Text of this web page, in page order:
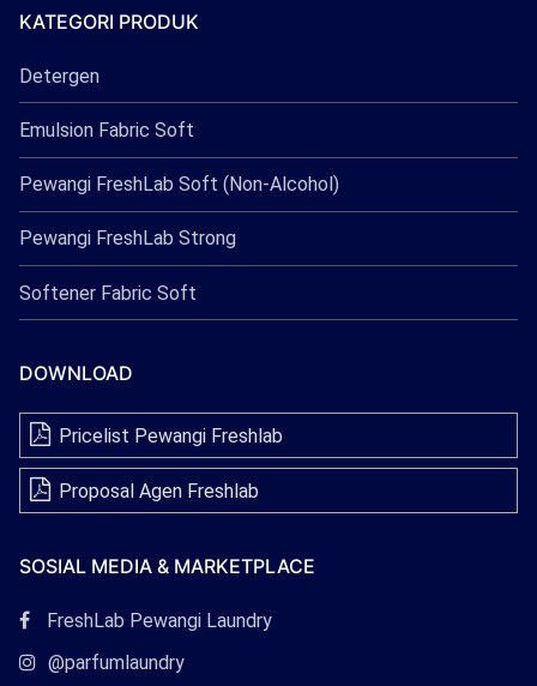
KATEGORI PRODUK
Detergen
Emulsion Fabric Soft
Pewangi FreshLab Soft (Non-Alcohol)
Pewangi FreshLab Strong
Softener Fabric Soft
DOWNLOAD
Pricelist Pewangi Freshlab
Proposal Agen Freshlab
SOSIAL MEDIA & MARKETPLACE
Tautan
Facebook
FreshLab Pewangi Laundry
Tautan@parfumlaundry